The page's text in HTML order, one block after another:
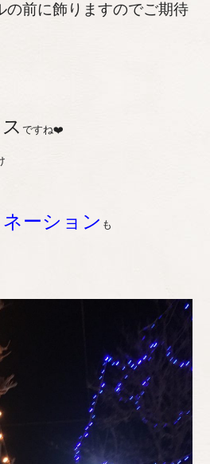
の前に飾りますのでご期待
ですね❤️
ーション も